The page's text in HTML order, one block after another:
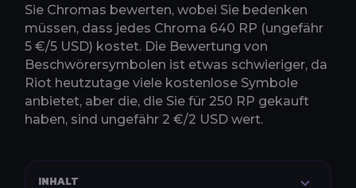
Sie Chromas bewerten, wobei Sie bedenken
müssen, dass jedes Chroma 640 RP (ungefähr
5 €/5 USD) kostet. Die Bewertung von
Beschwörersymbolen ist etwas schwieriger, da
Riot heutzutage viele kostenlose Symbole
anbietet, aber die, die Sie für 250 RP gekauft
haben, sind ungefähr 2 €/2 USD wert.
INHALT